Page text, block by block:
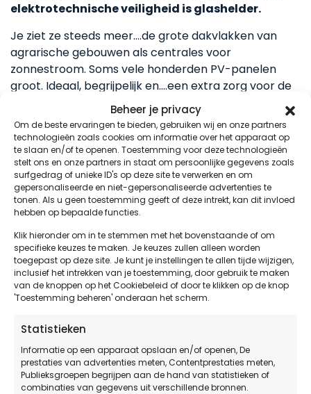
Beheer je privacy
Om de beste ervaringen te bieden, gebruiken wij en onze partners
technologieën zoals cookies om informatie over het apparaat op
te slaan en/of te openen. Toestemming voor deze technologieën
stelt ons en onze partners in staat om persoonlijke gegevens zoals
surfgedrag of unieke ID's op deze site te verwerken en om
gepersonaliseerde en niet-gepersonaliseerde advertenties te
tonen. Als u geen toestemming geeft of deze intrekt, kan dit invloed
hebben op bepaalde functies.
Klik hieronder om in te stemmen met het bovenstaande of om
specifieke keuzes te maken. Je keuzes zullen alleen worden
toegepast op deze site. Je kunt je instellingen te allen tijde wijzigen,
inclusief het intrekken van je toestemming, door gebruik te maken
van de knoppen op het Cookiebeleid of door te klikken op de knop
'Toestemming beheren' onderaan het scherm.
Statistieken
Informatie op een apparaat opslaan en/of openen, De
prestaties van advertenties meten, Contentprestaties meten,
Publieksgroepen begrijpen aan de hand van statistieken of
combinaties van gegevens uit verschillende bronnen.
elektrotechnische veiligheid is glashelder.
Je ziet ze steeds meer….de grote dakvlakken van
agrarische gebouwen als centrales voor
zonnestroom. Soms vele honderden PV-panelen
groot. Ideaal, begrijpelijk en….een extra zorg voor de
agrarische ondernemer en zijn of haar verzekeraar.
Logisch, want er is vaak sprake van een vochtige
omgeving. Vooral veestallingen staan er om bekend.
Bij brand dreigt er niet alleen voor het bedrijf, mens
en dier, maar ook voor de omgeving gevaar. De
restanten van PV-panelen kunnen zich over grote
gebieden verspreiden. De aansprakelijkheid voor het
opruimen én gezondheidsclaims heeft dan
aanzienlijke financiële gevolgen. De impact op de
leefomgeving is groot.
Naast de juridische verplichting nemen ook
verzekeraars Scios Scope 12 toenemend op in hun
Polisvoorwaarden. Scios Scope 12 is een volledige
installatie).
Kies Scios Scope 12 of kies de voordelige combinatie